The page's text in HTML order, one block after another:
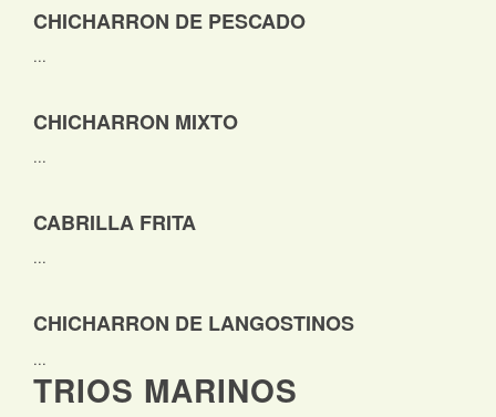
CHICHARRON DE PESCADO
...
CHICHARRON MIXTO
...
CABRILLA FRITA
...
CHICHARRON DE LANGOSTINOS
...
TRIOS MARINOS